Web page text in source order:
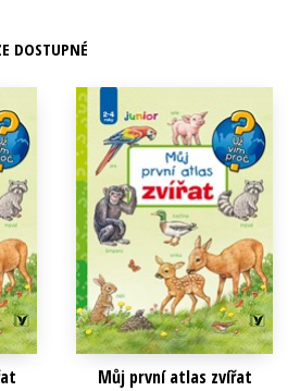
DOSTUPNÉ
Můj první atlas zvířat